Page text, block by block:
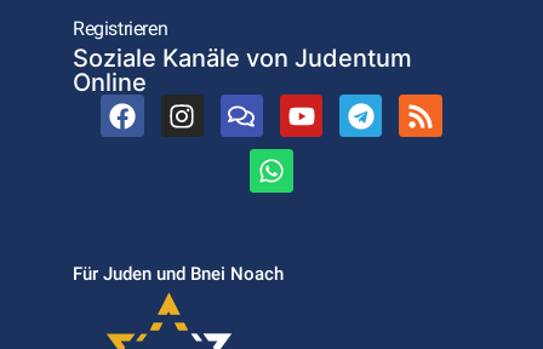
Registrieren
Soziale Kanäle von Judentum
Online
Für Juden und Bnei Noach